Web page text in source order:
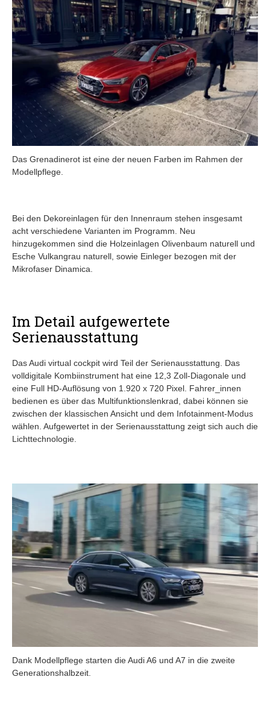
Das Grenadinerot ist eine der neuen Farben im Rahmen der
Modellpflege.
Bei den Dekoreinlagen für den Innenraum stehen insgesamt
acht verschiedene Varianten im Programm. Neu
hinzugekommen sind die Holzeinlagen Olivenbaum naturell und
Esche Vulkangrau naturell, sowie Einleger bezogen mit der
Mikrofaser Dinamica.
Im Detail aufgewertete
Serienausstattung
Das Audi virtual cockpit wird Teil der Serienausstattung. Das
volldigitale Kombiinstrument hat eine 12,3 Zoll-Diagonale und
eine Full HD-Auflösung von 1.920 x 720 Pixel. Fahrer_innen
bedienen es über das Multifunktionslenkrad, dabei können sie
zwischen der klassischen Ansicht und dem Infotainment-Modus
wählen. Aufgewertet in der Serienausstattung zeigt sich auch die
Lichttechnologie.
Dank Modellpflege starten die Audi A6 und A7 in die zweite
Generationshalbzeit.